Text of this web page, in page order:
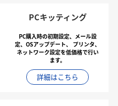
PCキッティング
PC購入時の初期設定、メール設
定、OSアップデート、
プリンタ、
ネットワーク設定を低価格で行い
ます。
詳細はこちら